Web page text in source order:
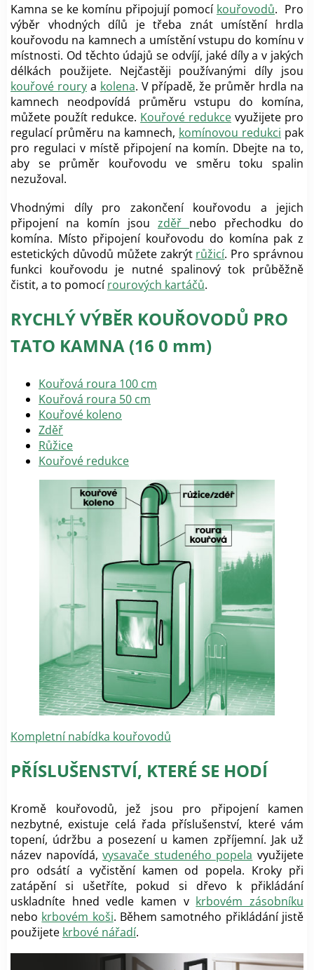
Kamna se ke komínu připojují pomocí kouřovodů. Pro
výběr vhodných dílů je třeba znát umístění hrdla
kouřovodu na kamnech a umístění vstupu do komínu v
místnosti. Od těchto údajů se odvíjí, jaké díly a v jakých
délkách použijete. Nejčastěji používanými díly jsou
kouřové roury a kolena. V případě, že průměr hrdla na
kamnech neodpovídá průměru vstupu do komína,
můžete použít redukce. Kouřové redukce využijete pro
regulací průměru na kamnech, komínovou redukci pak
pro regulaci v místě připojení na komín. Dbejte na to,
aby se průměr kouřovodu ve směru toku spalin
nezužoval.
Vhodnými díly pro zakončení kouřovodu a jejich
připojení na komín jsou zděř nebo přechodku do
komína. Místo připojení kouřovodu do komína pak z
estetických důvodů můžete zakrýt růžicí. Pro správnou
funkci kouřovodu je nutné spalinový tok průběžně
čistit, a to pomocí rourových kartáčů.
RYCHLÝ VÝBĚR KOUŘOVODŮ PRO
TATO KAMNA (16 0 mm)
Kouřová roura 100 cm
Kouřová roura 50 cm
Kouřové koleno
Zděř
Růžice
Kouřové redukce
Kompletní nabídka kouřovodů
PŘÍSLUŠENSTVÍ, KTERÉ SE HODÍ
Kromě kouřovodů, jež jsou pro připojení kamen
nezbytné, existuje celá řada příslušenství, které vám
topení, údržbu a posezení u kamen zpříjemní. Jak už
název napovídá,vysavače studeného popela využijete
pro odsátí a vyčistění kamen od popela. Kroky při
zatápění si ušetříte, pokud si dřevo k přikládání
uskladníte hned vedle kamen v krbovém zásobníku
nebo krbovém koši. Během samotného přikládání jistě
použijete krbové nářadí.